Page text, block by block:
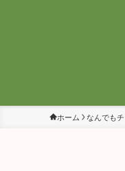
ホーム なんでも